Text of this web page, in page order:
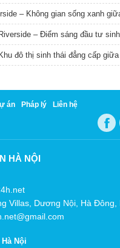
– Không gian sống xanh
– Điểm sáng đầu tư
đô thị sinh thái đẳng cấp
án Pháp lý Liên hệ
HÀ NỘI
Villas, Dương Nội, Hà Đông,
Nội